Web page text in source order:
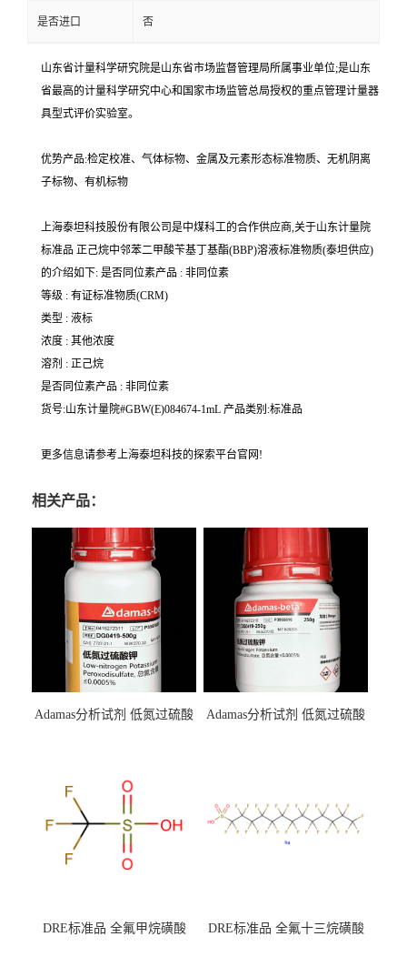
是否进口 否
山东省计量科学研究院是山东省市场监督管理局所属事业单位;是山东
省最高的计量科学研究中心和国家市场监管总局授权的重点管理计量器
具型式评价实验室。
优势产品:检定校准、气体标物、金属及元素形态标准物质、无机阴离
子标物、有机标物
上海泰坦科技股份有限公司是中煤科工的合作供应商,关于山东计量院
标准品 正己烷中邻苯二甲酸苄基丁基酯(BBP)溶液标准物质(泰坦供应)
的介绍如下: 是否同位素产品 : 非同位素
等级 : 有证标准物质(CRM)
类型 : 液标
浓度 : 其他浓度
溶剂 : 正己烷
是否同位素产品 : 非同位素
货号:山东计量院#GBW(E)084674-1mL 产品类别:标准品
更多信息请参考上海泰坦科技的探索平台官网!
相关产品：
Adamas分析试剂 低氮过硫酸
（泰坦现货供应）
Adamas分析试剂 低氮过硫酸
DRE标准品 全氟甲烷磺酸
DRE标准品 全氟十三烷磺酸